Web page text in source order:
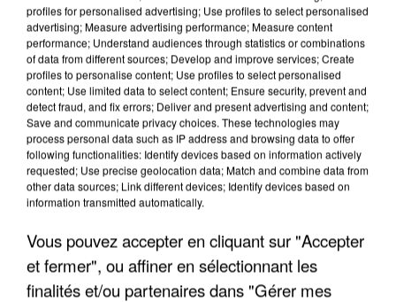
LES DONNÉES DE 300 000 CLIENTS DÉROBÉES À
profiles for personalised advertising; Use profiles to select personalised
advertising; Measure advertising performance; Measure content
performance; Understand audiences through statistics or combinations
of data from different sources; Develop and improve services; Create
profiles to personalise content; Use profiles to select personalised
content; Use limited data to select content; Ensure security, prevent and
detect fraud, and fix errors; Deliver and present advertising and content;
Save and communicate privacy choices. These technologies may
process personal data such as IP address and browsing data to offer
following functionalities: Identify devices based on information actively
requested; Use precise geolocation data; Match and combine data from
other data sources; Link different devices; Identify devices based on
information transmitted automatically.
Vous pouvez accepter en cliquant sur "Accepter
et fermer", ou affiner en sélectionnant les
finalités et/ou partenaires dans "Gérer mes